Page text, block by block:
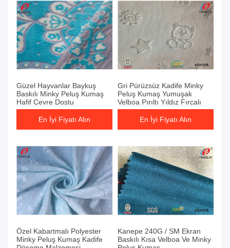
Güzel Hayvanlar Baykuş
Baskılı Minky Peluş Kumaş
Hafif Çevre Dostu
En İyi Fiyatı Alın
Gri Pürüzsüz Kadife Minky
Peluş Kumaş Yumuşak
Velboa Pırıltı Yıldız Fırçalı
En İyi Fiyatı Alın
Özel Kabartmalı Polyester
Minky Peluş Kumaş Kadife
Kanepe 240G / SM Ekran
Baskılı Kısa Velboa Ve Minky